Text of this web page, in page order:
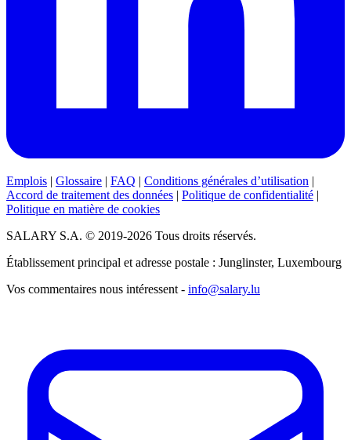
Emplois | Glossaire | FAQ | Conditions générales d’utilisation |
Accord de traitement des données | Politique de confidentialité |
Politique en matière de cookies
SALARY S.A. © 2019-2026 Tous droits réservés.
Établissement principal et adresse postale : Junglinster, Luxembourg
Vos commentaires nous intéressent - info@salary.lu